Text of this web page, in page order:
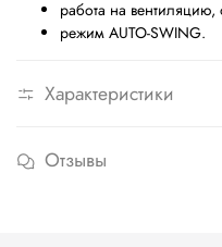
работа на
режим AUTO-SWING.
Характеристики
Отзывы